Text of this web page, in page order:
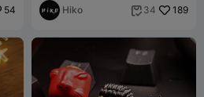
54 Hiko  34 189